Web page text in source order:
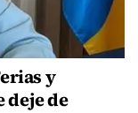
y
deje de